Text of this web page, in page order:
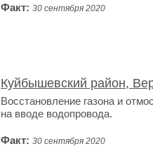
Факт: 30 сентября 2020
Куйбышевский район,
Восстановление газона и
на вводе водопровода.
Факт: 30 сентября 2020